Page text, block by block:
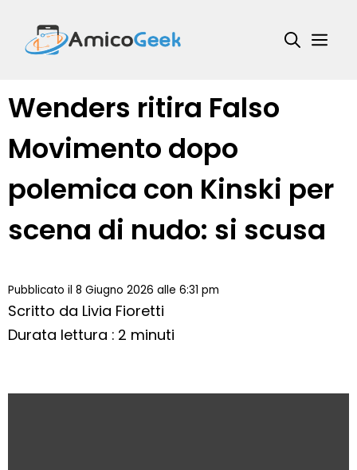
contenuto
Wenders ritira Falso
Movimento dopo
polemica con Kinski per
scena di nudo: si scusa
Pubblicato il 8 Giugno 2026 alle 6:31 pm
Scritto da Livia Fioretti
Durata lettura : 2 minuti